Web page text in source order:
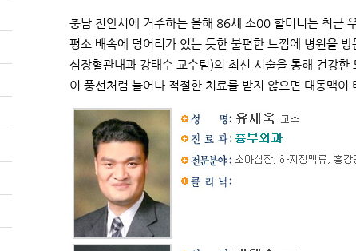
충남 천안시에 거주하는 올해 86세 소00 할머니는 최근
평소 배속에 덩어리가 있는 듯한 불편한 느낌에 병원을
심장혈관내과 강태수 교수팀)의 최신 시술을 통해 건강
이 풍선처럼 늘어나 적절한 치료를 받지 않으면 대동맥